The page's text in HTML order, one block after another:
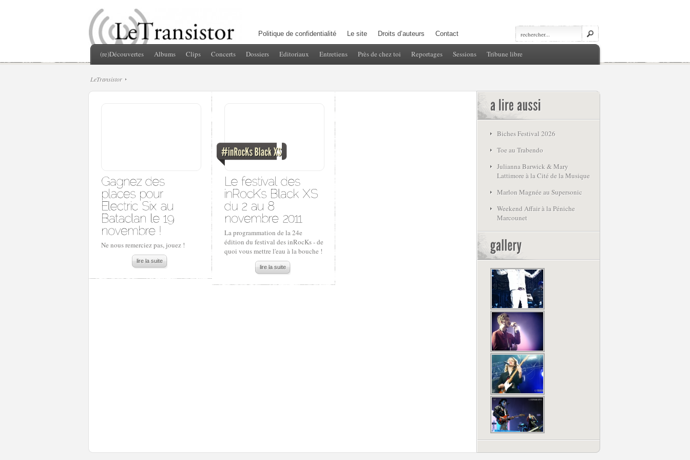
Politique de confidentialité Le site Droits d’auteurs Contact
(re)Découvertes Albums Clips Concerts Dossiers Editoriaux Entretiens Près de chez toi Reportages Sessions Tribune libre
LeTransistor
Ne nous remerciez pas, jouez !
lire la suite
La programmation de la 24e
édition du festival des inRocKs - de
quoi vous mettre l'eau à la bouche !
lire la suite
Biches Festival 2026
Toe au Trabendo
Julianna Barwick & Mary
Lattimore à la Cité de la Musique
Marlon Magnée au Supersonic
Weekend Affair à la Péniche
Marcounet